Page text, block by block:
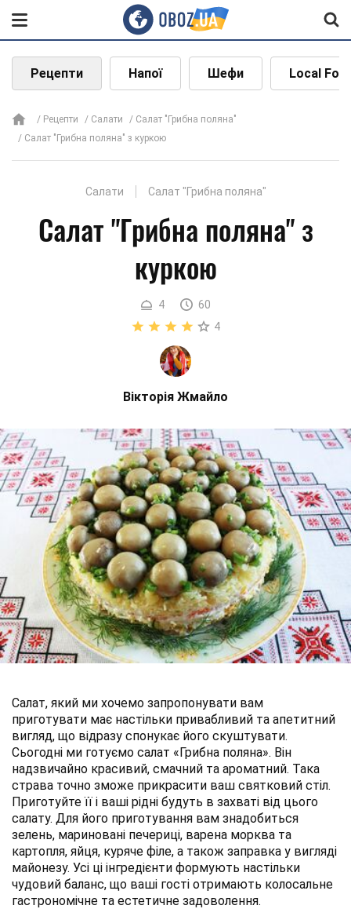
Рецепти Напої Шефи Local
Рецепти Салати
Салат "Грибна поляна"
Салат "Грибна поляна" з куркою
Салати Салат "Грибна поляна"
Салат "Грибна поляна" з
куркою
4
60
4
Вікторія Жмайло
Салат, який ми хочемо запропонувати вам
приготувати має настільки привабливий та апетитний
вигляд, що відразу спонукає його скуштувати.
Сьогодні ми готуємо салат «Грибна поляна». Він
надзвичайно красивий, смачний та ароматний. Така
страва точно зможе прикрасити ваш святковий стіл.
Приготуйте її і ваші рідні будуть в захваті від цього
салату. Для його приготування вам знадобиться
зелень, мариновані печериці, варена морква та
картопля, яйця, куряче філе, а також заправка у вигляді
майонезу. Усі ці інгредієнти формують настільки
чудовий баланс, що ваші гості отримають колосальне
гастрономічне та естетичне задоволення.